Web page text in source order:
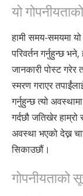
यो
हामी समय-समयमा
परिवर्तन गर्नुहुन्छ
जानकारी पोस्ट गरेर
स्मरण गराएर
गर्नुहुन्छ त्यो
गर्दछौ जतिखेर
अवस्था भएको देख्न
सिकाउछौं।
गोपनीयताको